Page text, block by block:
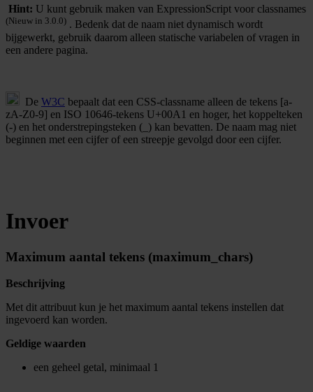
Hint: U kunt gebruik maken van ExpressionScript voor classnames
(Nieuw in 3.0.0) . Bedenk dat de naam niet dynamisch wordt
bijgewerkt, gebruik daarom alleen statische variabelen of vragen in
een andere pagina.
De W3C bepaalt dat een CSS-classname alleen de tekens [a-
zA-Z0-9] en ISO 10646-tekens U+00A1 en hoger, het koppelteken
(-) en het onderstrepingsteken (_) kan bevatten. De naam mag niet
beginnen met een cijfer of een streepje gevolgd door een cijfer.
Invoer
Maximum aantal tekens (maximum_chars)
Beschrijving
Met dit attribuut kun je het maximum aantal tekens instellen dat
ingevoerd kan worden.
Geldige waarden
een geheel getal, minimaal 1